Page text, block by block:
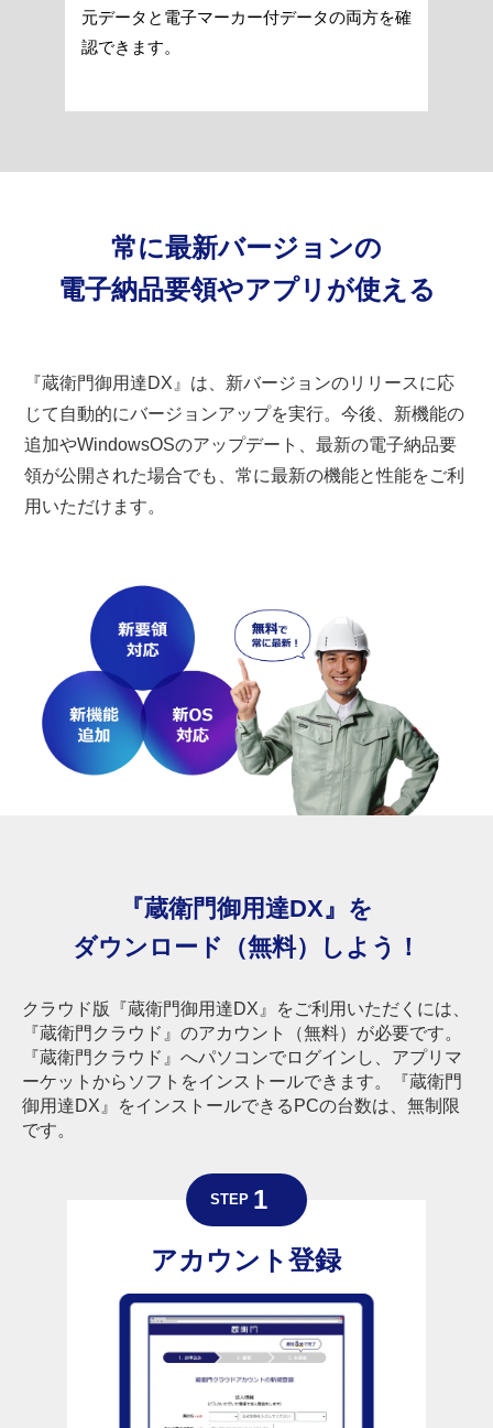
元データと電子マーカー付データの両方を確
認できます。
常に最新バージョンの
電子納品要領やアプリが使える
『蔵衛門御用達DX』は、新バージョンのリリースに応
じて自動的にバージョンアップを実行。今後、新機能の
追加やWindowsOSのアップデート、最新の電子納品要
領が公開された場合でも、常に最新の機能と性能をご利
用いただけます。
『蔵衛門御用達DX』を
ダウンロード（無料）しよう！
クラウド版『蔵衛門御用達DX』をご利用いただくには、
『蔵衛門クラウド』のアカウント（無料）が必要です。
『蔵衛門クラウド』へパソコンでログインし、アプリマ
ーケットからソフトをインストールできます。『蔵衛門
御用達DX』をインストールできるPCの台数は、無制限
です。
アカウント登録